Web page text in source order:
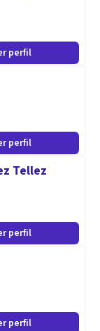
perfil
perfil
Tellez
perfil
perfil